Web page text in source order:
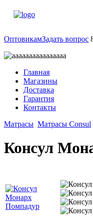
ОптовикамЗадать вопрос
Главная
Магазины
Доставка
Гарантия
Контакты
Матрасы Матрасы Consul
Консул